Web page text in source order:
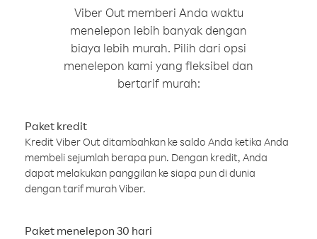
Viber Out memberi Anda waktu
menelepon lebih banyak dengan
biaya lebih murah. Pilih dari opsi
menelepon kami yang fleksibel dan
bertarif murah:
Paket kredit
Kredit Viber Out ditambahkan ke saldo Anda ketika Anda
membeli sejumlah berapa pun. Dengan kredit, Anda
dapat melakukan panggilan ke siapa pun di dunia
dengan tarif murah Viber.
Paket menelepon 30 hari